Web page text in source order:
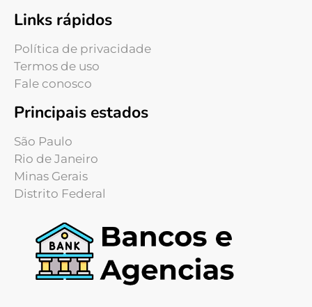
Links rápidos
Política de privacidade
Termos de uso
Fale conosco
Principais estados
São Paulo
Rio de Janeiro
Minas Gerais
Distrito Federal